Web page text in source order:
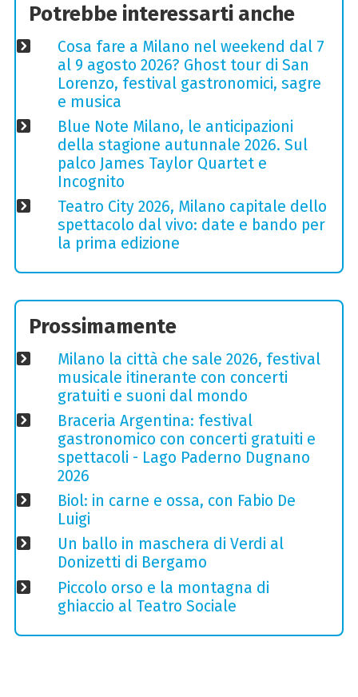
Potrebbe interessarti anche
Cosa fare a Milano nel weekend dal 7
al 9 agosto 2026? Ghost tour di San
Lorenzo, festival gastronomici, sagre
e musica
Blue Note Milano, le anticipazioni
della stagione autunnale 2026. Sul
palco James Taylor Quartet e
Incognito
Teatro City 2026, Milano capitale dello
spettacolo dal vivo: date e bando per
la prima edizione
Prossimamente
Milano la città che sale 2026, festival
musicale itinerante con concerti
gratuiti e suoni dal mondo
Braceria Argentina: festival
gastronomico con concerti gratuiti e
spettacoli - Lago Paderno Dugnano
2026
Biol: in carne e ossa, con Fabio De
Luigi
Un ballo in maschera di Verdi al
Donizetti di Bergamo
Piccolo orso e la montagna di
ghiaccio al Teatro Sociale